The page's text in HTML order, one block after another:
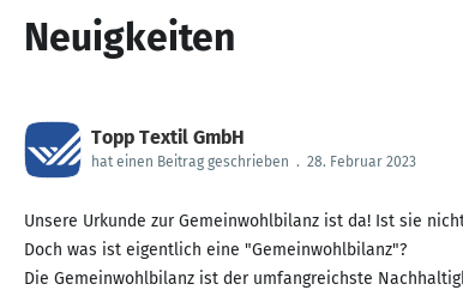
Neuigkeiten
Topp Textil GmbH
hat einen Beitrag geschrieben . 28. Februar 2023
Unsere Urkunde zur Gemeinwohlbilanz ist da! Ist sie
Doch was ist eigentlich eine "Gemeinwohlbilanz"?
Die Gemeinwohlbilanz ist der umfangreichste